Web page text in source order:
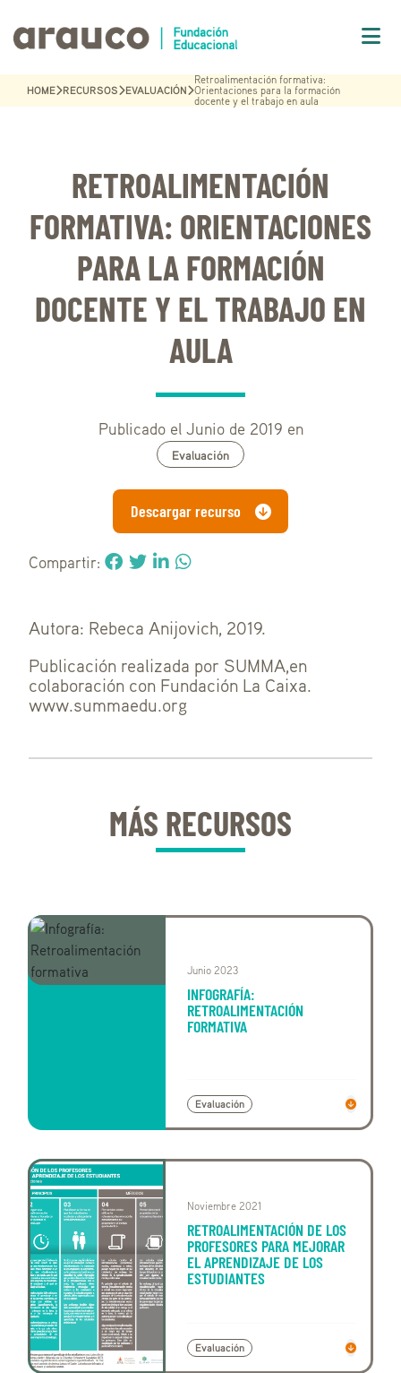
HOME RECURSOS EVALUACIÓN
Retroalimentación formativa:
Orientaciones para la formación
docente y el trabajo en aula
RETROALIMENTACIÓN
FORMATIVA: ORIENTACIONES
PARA LA FORMACIÓN
DOCENTE Y EL TRABAJO EN
AULA
Publicado el Junio de 2019 en
Evaluación
Descargar recurso
Compartir:
Autora: Rebeca Anijovich, 2019.
Publicación realizada por SUMMA,en
colaboración con Fundación La Caixa.
www.summaedu.org
MÁS RECURSOS
Junio 2023
INFOGRAFÍA:
RETROALIMENTACIÓN
FORMATIVA
Evaluación
Noviembre 2021
RETROALIMENTACIÓN DE LOS
PROFESORES PARA MEJORAR
EL APRENDIZAJE DE LOS
ESTUDIANTES
Evaluación